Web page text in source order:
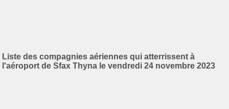
Liste des compagnies aériennes qui atterrissent à
l'aéroport de Sfax Thyna le vendredi 24 novembre 2023